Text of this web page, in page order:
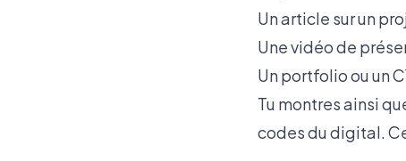
Un article sur un
Une vidéo de
Un portfolio ou un
Tu montres ainsi
codes du digital.